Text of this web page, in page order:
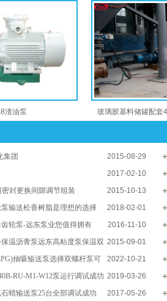
渣油泵 玻璃胶基料储罐配套
2015-08-29
集团
泵
2017-02-10
泵
2015-10-13
封更换间隙调节组装
2018-02-01
输送松香树脂是理想的选择
2016-11-10
轮泵-远东泵业您值得拥有
2015-09-01
温沥青泵远东高粘度泵保温双
2022-10-21
抽吸输送泵选择双螺杆泵可
2019-03-26
RU-M1-W12泵运行调试成功
2017-05-26
蜡输送泵25台全部调试成功